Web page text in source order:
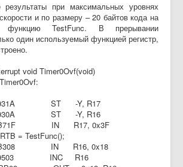
при максимальных уровнях
и по размеру – 20 байтов кода на
функцию TestFunc. В прерывании
один используемый функцией регистр,
void Timer0Ovf(void)
931A ST -Y, R17
930A ST -Y, R16
B71F IN R17, 0x3F
TestFunc();
B308 IN R16, 0x18
9503 INC R16